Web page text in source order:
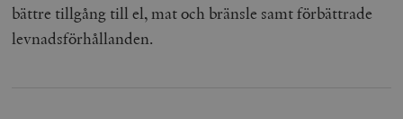
bättre tillgång till el, mat och bränsle samt förbättrade
levnadsförhållanden.